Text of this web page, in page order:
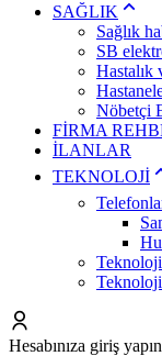
SAĞLIK
Sağlık
SB
Hastalık
Nöbetçi
FİRMA
İLANLAR
TEKNOLOJİ
Hesabınıza giriş yapın